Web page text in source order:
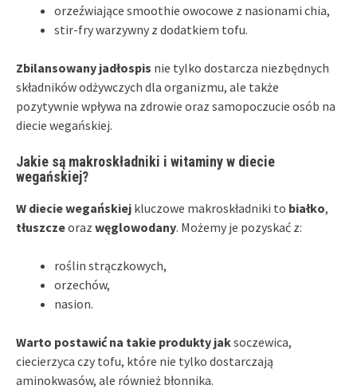
orzeźwiające smoothie owocowe z nasionami chia,
stir-fry warzywny z dodatkiem tofu.
Zbilansowany jadłospis nie tylko dostarcza niezbędnych
składników odżywczych dla organizmu, ale także
pozytywnie wpływa na zdrowie oraz samopoczucie osób na
diecie wegańskiej.
Jakie są makroskładniki i witaminy w diecie
wegańskiej?
W diecie wegańskiej kluczowe makroskładniki to białko,
tłuszczeoraz węglowodany. Możemy je pozyskać z:
roślin strączkowych,
orzechów,
nasion.
Warto postawić na takie produkty jaksoczewica,
ciecierzyca czy tofu, które nie tylko dostarczają
aminokwasów, ale również błonnika.